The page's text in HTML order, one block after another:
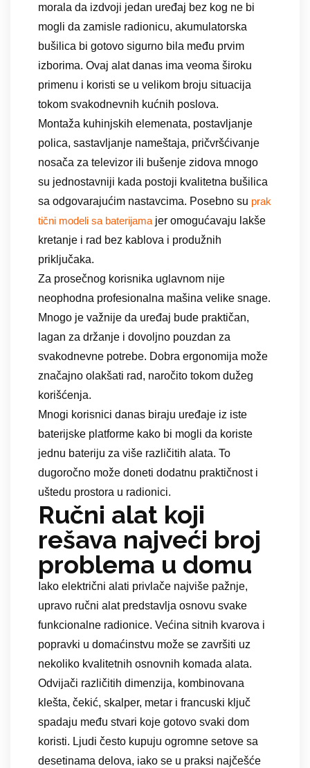
morala da izdvoji jedan uređaj bez kog ne bi
mogli da zamisle radionicu, akumulatorska
bušilica bi gotovo sigurno bila među prvim
izborima. Ovaj alat danas ima veoma široku
primenu i koristi se u velikom broju situacija
tokom svakodnevnih kućnih poslova.
Montaža kuhinjskih elemenata, postavljanje
polica, sastavljanje nameštaja, pričvršćivanje
nosača za televizor ili bušenje zidova mnogo
su jednostavniji kada postoji kvalitetna bušilica
sa odgovarajućim nastavcima. Posebno su prak
tični modeli sa baterijama jer omogućavaju lakše
kretanje i rad bez kablova i produžnih
priključaka.
Za prosečnog korisnika uglavnom nije
neophodna profesionalna mašina velike snage.
Mnogo je važnije da uređaj bude praktičan,
lagan za držanje i dovoljno pouzdan za
svakodnevne potrebe. Dobra ergonomija može
značajno olakšati rad, naročito tokom dužeg
korišćenja.
Mnogi korisnici danas biraju uređaje iz iste
baterijske platforme kako bi mogli da koriste
jednu bateriju za više različitih alata. To
dugoročno može doneti dodatnu praktičnost i
uštedu prostora u radionici.
Ručni alat koji
rešava najveći broj
problema u domu
Iako električni alati privlače najviše pažnje,
upravo ručni alat predstavlja osnovu svake
funkcionalne radionice. Većina sitnih kvarova i
popravki u domaćinstvu može se završiti uz
nekoliko kvalitetnih osnovnih komada alata.
Odvijači različitih dimenzija, kombinovana
klešta, čekić, skalper, metar i francuski ključ
spadaju među stvari koje gotovo svaki dom
koristi. Ljudi često kupuju ogromne setove sa
desetinama delova, iako se u praksi najčešće